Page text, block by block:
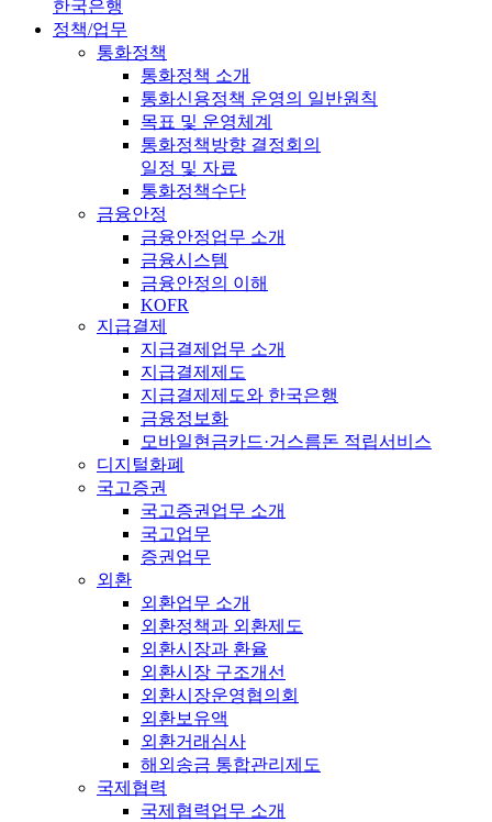
한국은행
정책/업무
통화정책
통화정책 소개
통화신용정책 운영의 일반원칙
목표 및 운영체계
통화정책방향 결정회의
일정 및 자료
통화정책수단
금융안정
금융안정업무 소개
금융시스템
금융안정의 이해
KOFR
지급결제
지급결제업무 소개
지급결제제도
지급결제제도와 한국은행
금융정보화
모바일현금카드·거스름돈 적립서비스
디지털화폐
국고증권
국고증권업무 소개
국고업무
증권업무
외환
외환업무 소개
외환정책과 외환제도
외환시장과 환율
외환시장 구조개선
외환시장운영협의회
외환보유액
외환거래심사
해외송금 통합관리제도
국제협력
국제협력업무 소개